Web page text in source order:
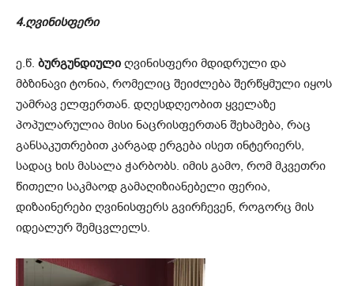
4.ღვინისფერი
ე.წ. ბურგუნდიული ღვინისფერი მდიდრული და
მბზინავი ტონია, რომელიც შეიძლება შერწყმული იყოს
უამრავ ელფერთან. დღესდღეობით ყველაზე
პოპულარულია მისი ნაცრისფერთან შეხამება, რაც
განსაკუთრებით კარგად ერგება ისეთ ინტერიერს,
სადაც ხის მასალა ჭარბობს. იმის გამო, რომ მკვეთრი
წითელი საკმაოდ გამაღიზიანებელი ფერია,
დიზაინერები ღვინისფერს გვირჩევენ, როგორც მის
იდეალურ შემცვლელს.